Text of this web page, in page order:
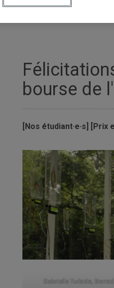
bourse de
[Nos étudiant·e·s] [Prix
Gabrielle Turbide,